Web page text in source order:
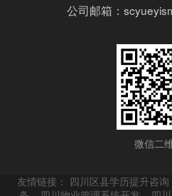
公司邮箱：
微信二
友情链接： 四川区县学历提升咨询